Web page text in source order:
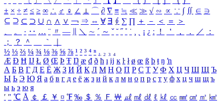
± × ÷ ≠ ≤ ≥ ∞ ∴ ♂ ♀ ∠ ⊥ ⌒ ∂ ∇ ≡ ≒ ≪ ≫ √ ∽ ∝ ∵ ∫ ∬ ∈ ∋
⊆ ⊇ ⊂ ⊃ ∪ ∩ ∧ ∨ ￢ ⇒ ⇔ ∀ ∃ ∮ ∑ ∏ ＋ － ＜ ＝
＞
、
。 · ‥ … ¨ 〃 ― ＼ ∼ ´ ～ ˇ ˘ ˝ ˚ ˙ ¸ ¡ ¿ ː ！ ＇ ， ． ／
：
；
？ ＾ ｀
½ ⅓ ⅔ ¼ ¾ ⅛ ⅜ ⅝ ⅞ ¹ ² ³ ⁴ ⁿ ₁ ₂ ₃ ₄
Æ Ð Ħ Ĳ Ł Ø Œ Þ Ŧ Ŋ æ đ ð ħ ı ĳ ĸ ŀ ł ø œ ß þ ŧ ŋ ŉ
А Б В Г Д Е Ё Ж З И Й К Л М Н О П Р С Т У Ф Х Ц Ч Ш Щ Ъ
Ы Ь Э Ю Я а б в г д е ё ж з и й к л м н о п р с т у ф х ц ч ш щ ъ
ы ь э ю я
′ ″ ℃ Å ￠ ￡ ￥ ¤ ℉ ‰ ＄ ％ Ｆ ￦ ㎕ ㎖ ㎗ ℓ ㎘ ㏄ ㎣ ㎤ ㎥ ㎦